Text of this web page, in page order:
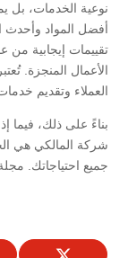
نوعية الخدمات، بل
أفضل المواد وأحدث
تقييمات إيجابية من
الأعمال المنجزة.
العملاء وتقديم
بناءً على ذلك،
شركة المالكي هي
جميع احتياجاتك.